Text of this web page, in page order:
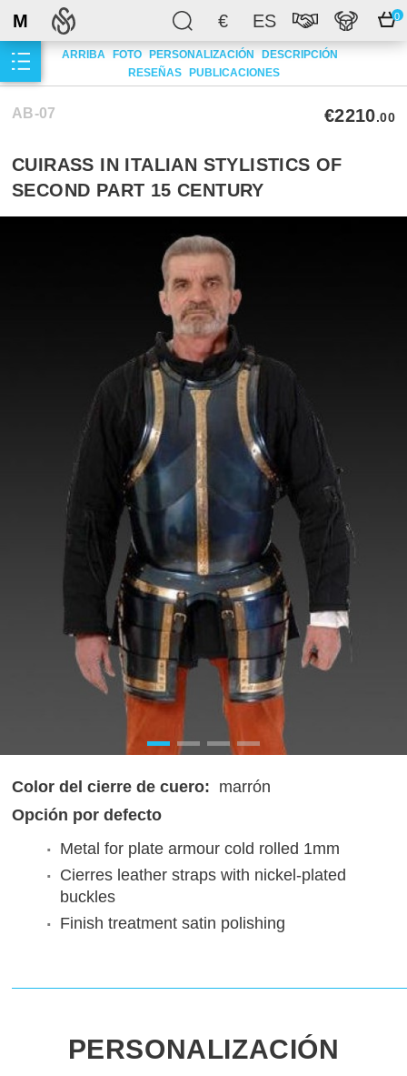
€ ES 0
M
ARRIBA FOTO PERSONALIZACIÓN
DESCRIPCIÓN
RESEÑAS
PUBLICACIONES
AB-07 €2210.00
CUIRASS IN ITALIAN STYLISTICS OF
SECOND PART 15 CENTURY
Color del cierre de cuero: marrón
Opción por defecto
Metal for plate armour cold rolled 1mm
Cierres leather straps with nickel-plated
buckles
Finish treatment satin polishing
PERSONALIZACIÓN